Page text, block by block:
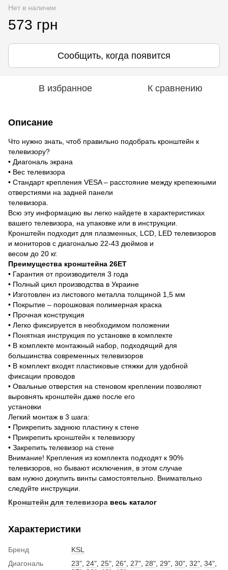
Нет в наличии
573 грн
Сообщить, когда появится
В избранное К сравнению
Описание
Что нужно знать, чтоб правильно подобрать кронштейн к
телевизору?
• Диагональ экрана
• Вес телевизора
• Стандарт крепления VESA – расстояние между крепежными
отверстиями на задней панели
телевизора.
Всю эту информацию вы легко найдете в характеристиках
вашего телевизора, на упаковке или в инструкции.
Кронштейн подходит для плазменных, LCD, LED телевизоров
и мониторов с диагональю 22-43 дюймов и
весом до 20 кг.
Преимущества кронштейна 26ET
• Гарантия от производителя 3 года
• Полный цикл производства в Украине
• Изготовлен из листового металла толщиной 1,5 мм
• Покрытие – порошковая полимерная краска
• Прочная конструкция
• Легко фиксируется в необходимом положении
• Понятная инструкция по установке в комплекте
• В комплекте монтажный набор, подходящий для
большинства современных телевизоров
• В комплект входят пластиковые стяжки для удобной
фиксации проводов
• Овальные отверстия на стеновом креплении позволяют
выровнять кронштейн даже после его
установки
Легкий монтаж в 3 шага:
• Прикрепить заднюю пластину к стене
• Прикрепить кронштейн к телевизору
• Закрепить телевизор на стене
Внимание! Крепления из комплекта подходят к 90%
телевизоров, но бывают исключения, в этом случае
вам нужно докупить винты самостоятельно. Внимательно
следуйте инструкции.
Кронштейн для телевизора весь каталог
Характеристики
Бренд
KSL
Диагональ
23" 24" 25" 26" 27" 28" 29" 30" 32" 34"